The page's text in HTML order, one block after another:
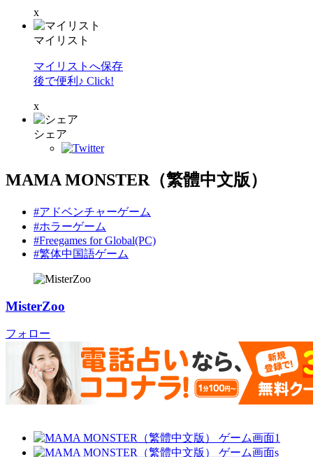
x
マイリスト
マイリストへ保存
後で便利♪ Click!
x
シェア
MAMA MONSTER（繁體中文版）
#アドベンチャーゲーム
#ホラーゲーム
#Freegames for Global(PC)
#繁体中国語ゲーム
MisterZoo
フォロー